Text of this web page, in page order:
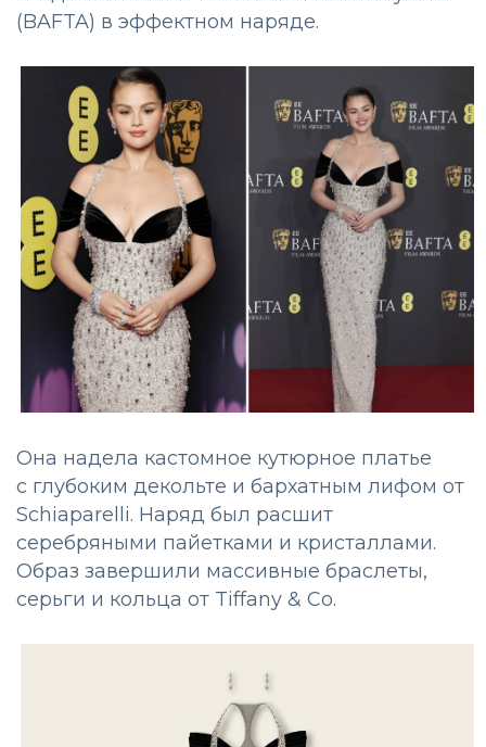
(BAFTA) в эффектном наряде.
Она надела кастомное кутюрное платье
с глубоким декольте и бархатным лифом от
Schiaparelli. Наряд был расшит
серебряными пайетками и кристаллами.
Образ завершили массивные браслеты,
серьги и кольца от Tiffany & Co.